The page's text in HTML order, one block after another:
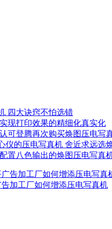
四大诀窍不怕选错
现打印效果的精细化真实化
可登腾再次购买焕图压电写
仪的压电写真机 舍近求远选
置八色输出的焕图压电写真
加工厂如何增添压电写真机